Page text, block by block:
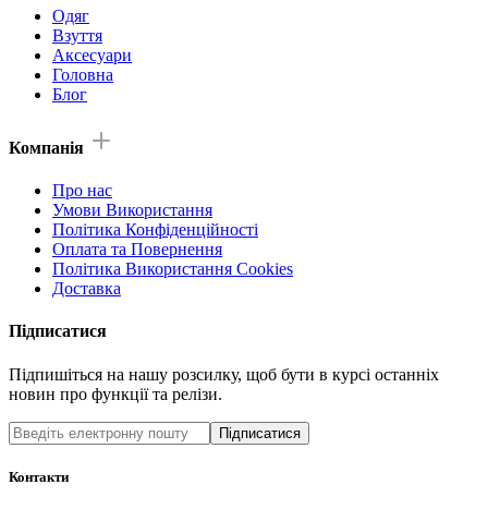
Одяг
Взуття
Аксесуари
Головна
Блог
Компанія
Про нас
Умови Використання
Політика Конфіденційності
Оплата та Повернення
Політика Використання Cookies
Доставка
Підписатися
Підпишіться на нашу розсилку, щоб бути в курсі останніх
новин про функції та релізи.
Підписатися
Контакти